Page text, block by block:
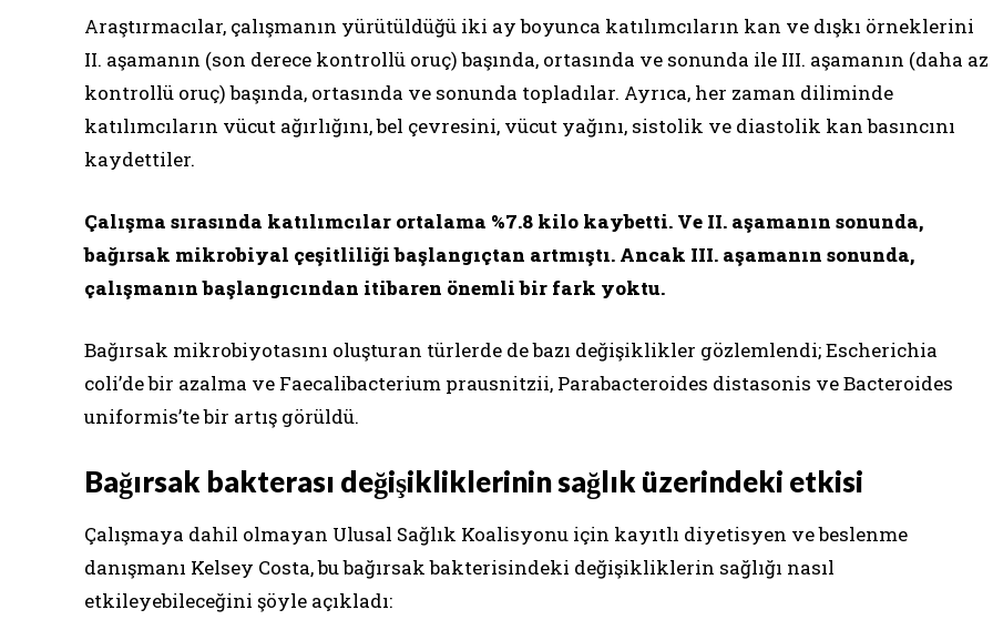
Araştırmacılar, çalışmanın yürütüldüğü iki ay boyunca katılımcıların kan ve dışkı örneklerini
II. aşamanın (son derece kontrollü oruç) başında, ortasında ve sonunda ile III. aşamanın (daha az
kontrollü oruç) başında, ortasında ve sonunda topladılar. Ayrıca, her zaman diliminde
katılımcıların vücut ağırlığını, bel çevresini, vücut yağını, sistolik ve diastolik kan basıncını
kaydettiler.
Çalışma sırasında katılımcılar ortalama %7.8 kilo kaybetti. Ve II. aşamanın sonunda,
bağırsak mikrobiyal çeşitliliği başlangıçtan artmıştı. Ancak III. aşamanın sonunda,
çalışmanın başlangıcından itibaren önemli bir fark yoktu.
Bağırsak mikrobiyotasını oluşturan türlerde de bazı değişiklikler gözlemlendi; Escherichia
coli’de bir azalma ve Faecalibacterium prausnitzii, Parabacteroides distasonis ve Bacteroides
uniformis’te bir artış görüldü.
Bağırsak bakterası değişikliklerinin sağlık üzerindeki etkisi
Çalışmaya dahil olmayan Ulusal Sağlık Koalisyonu için kayıtlı diyetisyen ve beslenme
danışmanı Kelsey Costa, bu bağırsak bakterisindeki değişikliklerin sağlığı nasıl
etkileyebileceğini şöyle açıkladı: